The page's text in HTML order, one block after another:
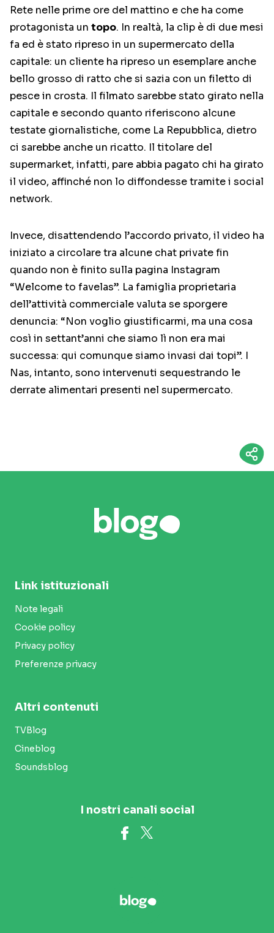
Rete nelle prime ore del mattino e che ha come
protagonista un topo. In realtà, la clip è di due mesi
fa ed è stato ripreso in un supermercato della
capitale: un cliente ha ripreso un esemplare anche
bello grosso di ratto che si sazia con un filetto di
pesce in crosta. Il filmato sarebbe stato girato nella
capitale e secondo quanto riferiscono alcune
testate giornalistiche, come La Repubblica, dietro
ci sarebbe anche un ricatto. Il titolare del
supermarket, infatti, pare abbia pagato chi ha girato
il video, affinché non lo diffondesse tramite i social
network.
Invece, disattendendo l’accordo privato, il video ha
iniziato a circolare tra alcune chat private fin
quando non è finito sulla pagina Instagram
“Welcome to favelas”. La famiglia proprietaria
dell’attività commerciale valuta se sporgere
denuncia: “Non voglio giustificarmi, ma una cosa
così in settant’anni che siamo lì non era mai
successa: qui comunque siamo invasi dai topi”. I
Nas, intanto, sono intervenuti sequestrando le
derrate alimentari presenti nel supermercato.
Link istituzionali
Note legali
Cookie policy
Privacy policy
Preferenze privacy
Altri contenuti
TVBlog
Cineblog
Soundsblog
I nostri canali social